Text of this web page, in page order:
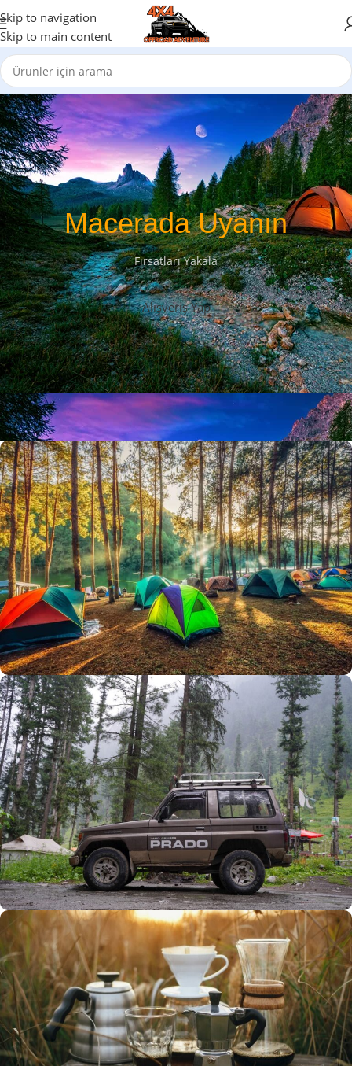
Skip to navigation
Skip to main content
Macerada Uyanın
Fırsatları Yakala
Alışveriş Yap
Büyük Yaz İndirimi
0
Günler
00
Hr
00
Min
00
SSK
Alışverişe Başla
ARAÇ AKSESUARLARI
SATIŞ VE MONTAJ
Keşfet